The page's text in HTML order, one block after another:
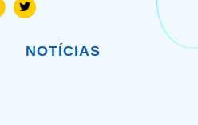
NOTÍCIAS